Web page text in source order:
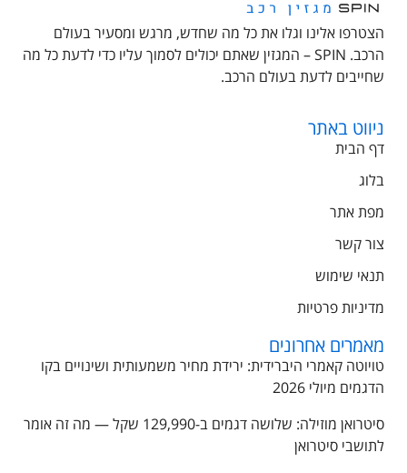
הצטרפו אלינו וגלו את כל מה שחדש, מרגש ומסעיר בעולם
הרכב. SPIN – המגזין שאתם יכולים לסמוך עליו כדי לדעת כל מה
שחייבים לדעת בעולם הרכב.
ניווט באתר
דף הבית
בלוג
מפת אתר
צור קשר
תנאי שימוש
מדיניות פרטיות
מאמרים אחרונים
טויוטה קאמרי היברידית: ירידת מחיר משמעותית ושינויים בקו
הדגמים מיולי 2026
סיטרואן מוזילה: שלושה דגמים ב-129,990 שקל — מה זה אומר
לתושבי סיטרואן